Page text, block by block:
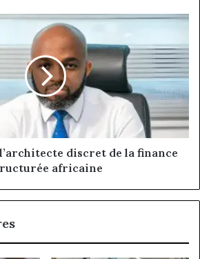
discret de la finance
africaine